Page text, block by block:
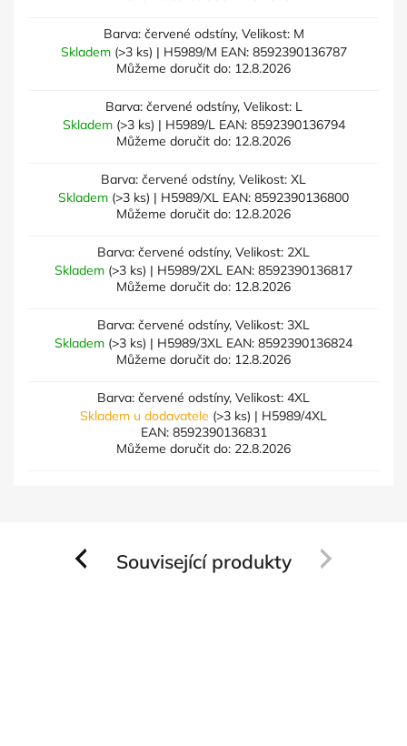
Barva: červené odstíny, Velikost: M
Skladem (>3 ks) | H5989/M EAN: 8592390136787
Můžeme doručit do: 12.8.2026
Barva: červené odstíny, Velikost: L
Skladem (>3 ks) | H5989/L EAN: 8592390136794
Můžeme doručit do: 12.8.2026
Barva: červené odstíny, Velikost: XL
Skladem (>3 ks) | H5989/XL EAN: 8592390136800
Můžeme doručit do: 12.8.2026
Barva: červené odstíny, Velikost: 2XL
Skladem (>3 ks) | H5989/2XL EAN: 8592390136817
Můžeme doručit do: 12.8.2026
Barva: červené odstíny, Velikost: 3XL
Skladem (>3 ks) | H5989/3XL EAN: 8592390136824
Můžeme doručit do: 12.8.2026
Barva: červené odstíny, Velikost: 4XL
Skladem u dodavatele (>3 ks) | H5989/4XL
EAN: 8592390136831
Můžeme doručit do: 22.8.2026
Související produkty
Previous Next